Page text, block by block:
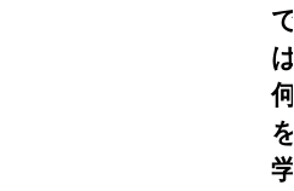
で
は
何
を
学